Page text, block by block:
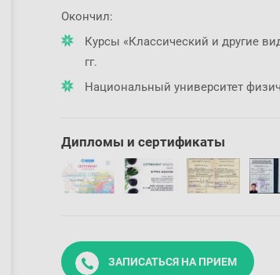
Окончил:
Курсы «Классический и другие
гг.
Национальный университет
Дипломы и сертификаты
ЗАПИСАТЬСЯ НА ПРИЕМ